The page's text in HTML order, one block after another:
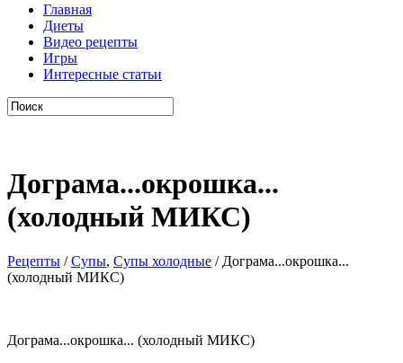
Главная
Диеты
Видео рецепты
Игры
Интересные статьи
Дограма...окрошка...
(холодный МИКС)
Рецепты /Cупы, Супы холодные / Дограма...окрошка...
(холодный МИКС)
Дограма...окрошка... (холодный МИКС)